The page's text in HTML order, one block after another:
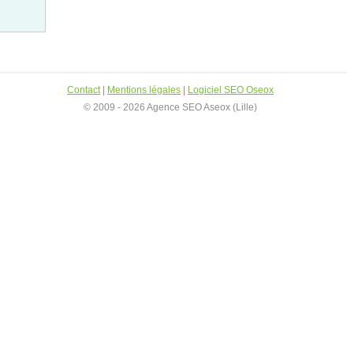
Contact| Mentions légales
Logiciel SEO Oseox
© 2009 - 2026 Agence SEO Aseox (Lille)